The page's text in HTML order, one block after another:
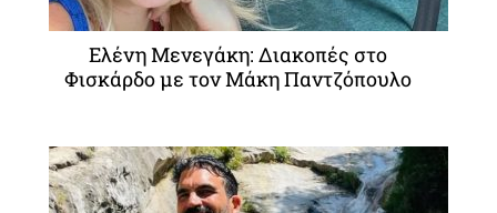
Ελένη Μενεγάκη: Διακοπές στο
Φισκάρδο με τον Μάκη Παντζόπουλο